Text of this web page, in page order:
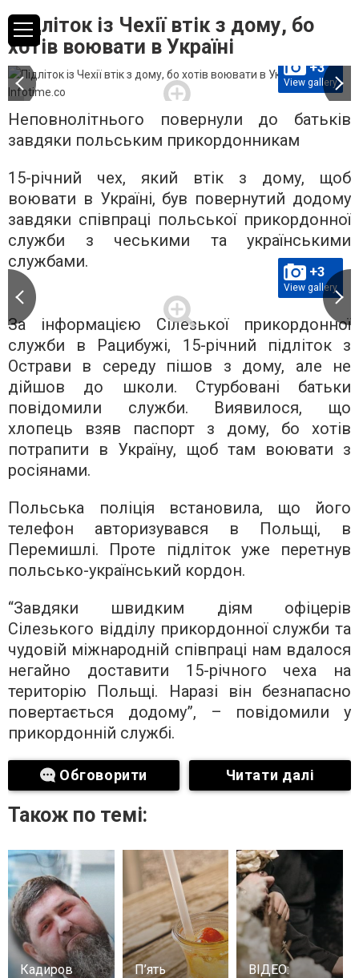
Підліток із Чехії втік з дому, бо
хотів воювати в Україні
+3
View gallery
Неповнолітнього повернули до батьків
завдяки польським прикордонникам
15-річний чех, який втік з дому, щоб
воювати в Україні, був повернутий додому
завдяки співпраці польської прикордонної
служби з чеськими та українськими
службами.
+3
View gallery
За інформацією Сілезької прикордонної
служби в Рацибужі, 15-річний підліток з
Острави в середу пішов з дому, але не
дійшов до школи. Стурбовані батьки
повідомили служби. Виявилося, що
хлопець взяв паспорт з дому, бо хотів
потрапити в Україну, щоб там воювати з
росіянами.
Польська поліція встановила, що його
телефон авторизувався в Польщі, в
Перемишлі. Проте підліток уже перетнув
польсько-український кордон.
“Завдяки швидким діям офіцерів
Сілезького відділу прикордонної служби та
чудовій міжнародній співпраці нам вдалося
негайно доставити 15-річного чеха на
територію Польщі. Наразі він безнапасно
повертається додому”, – повідомили у
прикордонній службі.
Обговорити Читати далі
Також по темі:
Кадиров
П’ять
ВІДЕО: